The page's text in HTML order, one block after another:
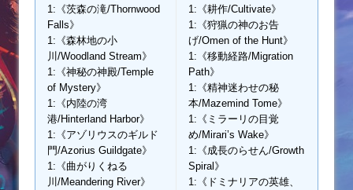
1:《茨森の滝/Thornwood
Falls》
1:《森林地の小
川/Woodland Stream》
1:《神秘の神殿/Temple
of Mystery》
1:《内陸の湾
港/Hinterland Harbor》
1:《アゾリウスのギルド
門/Azorius Guildgate》
1:《曲がりくねる
川/Meandering River》
1:《耕作/Cultivate》
1:《狩猟の神のお告
げ/Omen of the Hunt》
1:《移動経路/Migration
Path》
1:《精神迷わせの秘
本/Mazemind Tome》
1:《ミラーリの目覚
め/Mirari’s Wake》
1:《成長のらせん/Growth
Spiral》
1:《ドミナリアの英雄、